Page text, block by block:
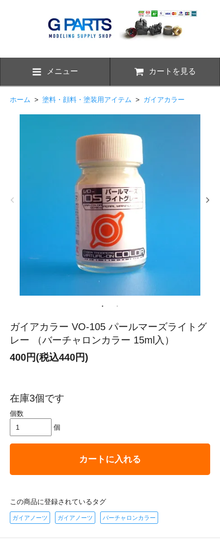
メニュー カートを見る
ホーム > 塗料・顔料・塗装用アイテム > ガイアカラー
ガイアカラー VO-105 パールマーズライトグ
レー （バーチャロンカラー 15ml入）
400円(税込440円)
在庫3個です
個数
個
カートに入れる
この商品に登録されているタグ
ガイアノーツ ガイアノーツ バーチャロンカラー